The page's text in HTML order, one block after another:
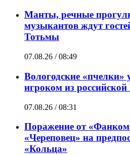
Манты, речные
музыкантов ждут
Тотьмы
07.08.26 / 08:49
Вологодские «пчелки»
игроком из
07.08.26 / 08:31
Поражение от
«Череповец» на
«Кольца»